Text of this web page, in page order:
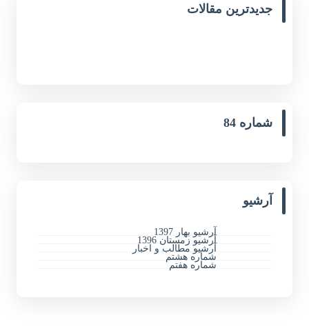
جدیدترین مقالات
شماره 84
آرشیو
آرشیو بهار 1397
آرشیو زمستان 1396
آرشیو مطالب و اخبار
شماره هشتم
شماره هفتم